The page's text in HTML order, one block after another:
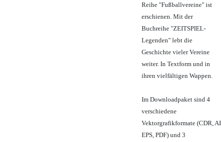
Reihe "Fußballvereine" ist
erschienen. Mit der
Buchreihe "ZEITSPIEL-
Legenden" lebt die
Geschichte vieler Vereine
weiter. In Textform und in
ihren vielfältigen Wappen.
Im Downloadpaket sind 4
verschiedene
Vektorgrafikformate (CDR, AI
EPS, PDF) und 3